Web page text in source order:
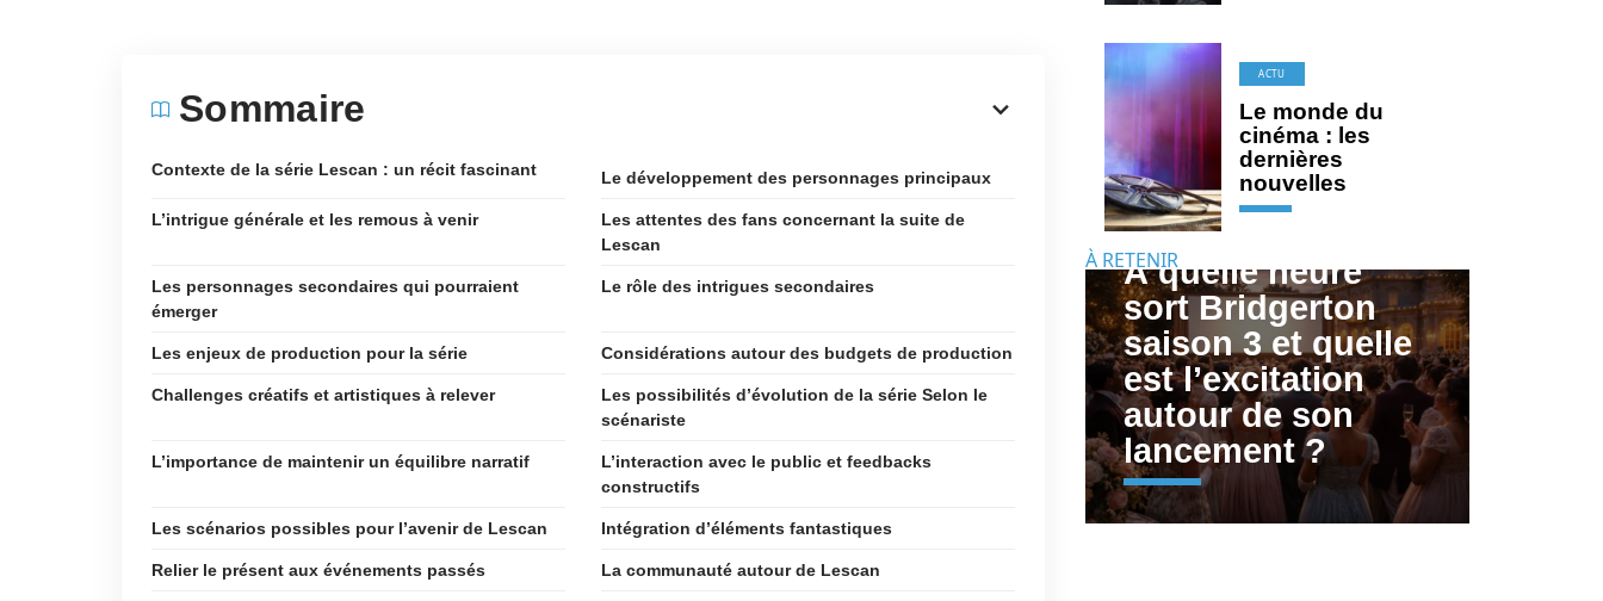
Sommaire
Contexte de la série Lescan : un récit fascinant Le développement des personnages principaux
L’intrigue générale et les remous à venir
Les attentes des fans concernant la suite de
Lescan
Les personnages secondaires qui pourraient
émerger
Le rôle des intrigues secondaires
Les enjeux de production pour la série Considérations autour des budgets de production
Challenges créatifs et artistiques à relever
Les possibilités d’évolution de la série Selon le
scénariste
L’importance de maintenir un équilibre narratif
L’interaction avec le public et feedbacks
constructifs
Les scénarios possibles pour l’avenir de Lescan Intégration d’éléments fantastiques
Relier le présent aux événements passés La communauté autour de Lescan
ACTU
Le monde du
cinéma : les
dernières
nouvelles
À RETENIR
À quelle heure
sort Bridgerton
saison 3 et quelle
est l’excitation
autour de son
lancement ?